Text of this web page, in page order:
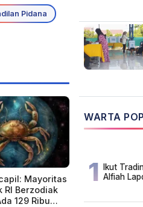
Pidana
Mayoritas
RI Berzodiak
129 Ribu
WARTA
1 Ikut
Alfiah